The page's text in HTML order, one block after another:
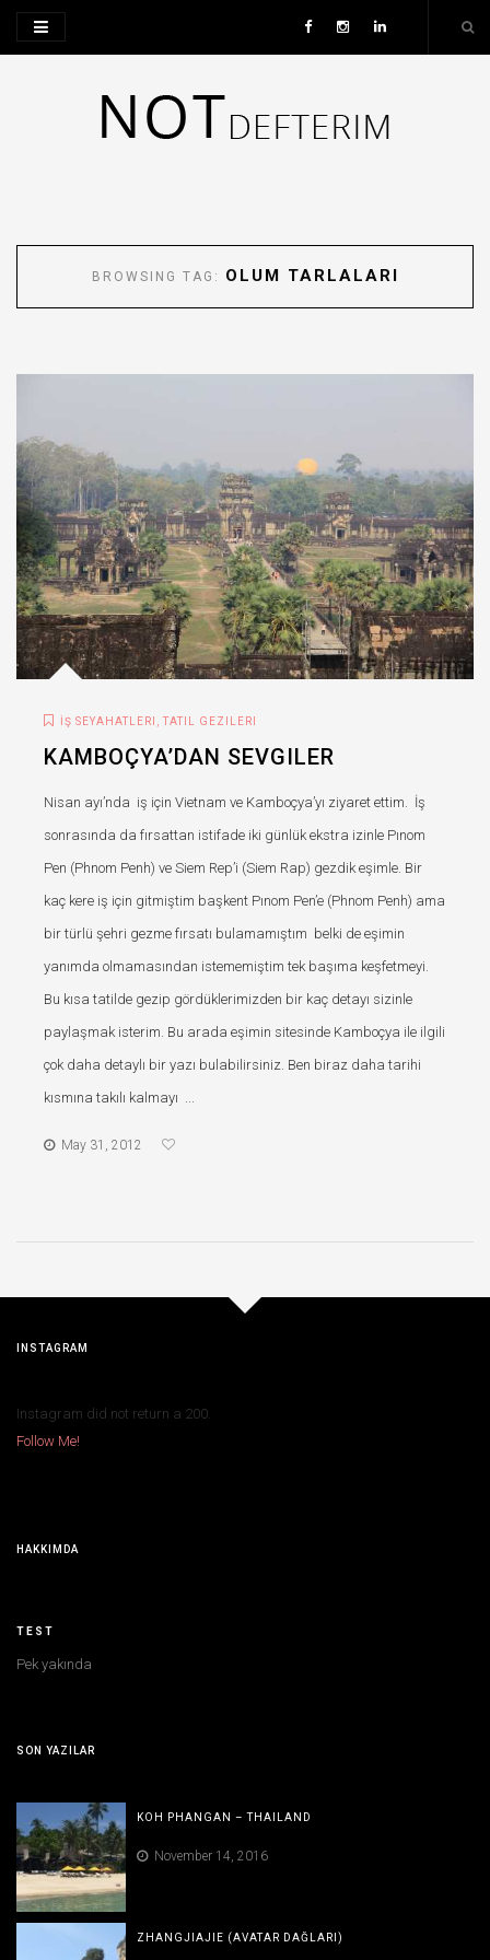
BROWSING TAG: OLUM TARLALARI
İŞ SEYAHATLERI TATIL GEZILERI
KAMBOÇYA’DAN SEVGILER
Nisan ayı’nda iş için Vietnam ve Kamboçya’yı ziyaret ettim. İş
sonrasında da fırsattan istifade iki günlük ekstra izinle Pınom
Pen (Phnom Penh) ve Siem Rep’i (Siem Rap) gezdik eşimle. Bir
kaç kere iş için gitmiştim başkent Pınom Pen’e (Phnom Penh) ama
bir türlü şehri gezme fırsatı bulamamıştım belki de eşimin
yanımda olmamasından istememiştim tek başıma keşfetmeyi.
Bu kısa tatilde gezip gördüklerimizden bir kaç detayı sizinle
paylaşmak isterim. Bu arada eşimin sitesinde Kamboçya ile ilgili
çok daha detaylı bir yazı bulabilirsiniz. Ben biraz daha tarihi
kısmına takılı kalmayı ...
May 31, 2012
INSTAGRAM
Instagram did not return a 200.
Follow Me!
HAKKIMDA
TEST
Pek yakında
SON YAZILAR
KOH PHANGAN – THAILAND
November 14, 2016
ZHANGJIAJIE (AVATAR DAĞLARI)